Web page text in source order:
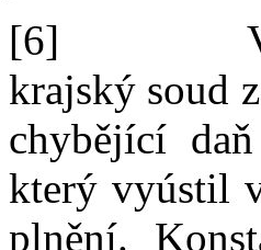
[6]
krajský soud
chybějící
který vyústil
plnění.